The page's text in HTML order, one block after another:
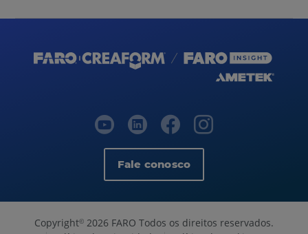
Fale conosco
Copyright© 2026 FARO Todos os direitos reservados.